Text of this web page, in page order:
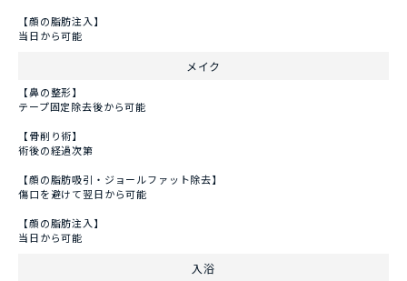
【顔の脂肪注入】
当日から可能
メイク
【鼻の整形】
テープ固定除去後から可能
【骨削り術】
術後の経過次第
【顔の脂肪吸引・ジョールファット除去】
傷口を避けて翌日から可能
【顔の脂肪注入】
当日から可能
入浴